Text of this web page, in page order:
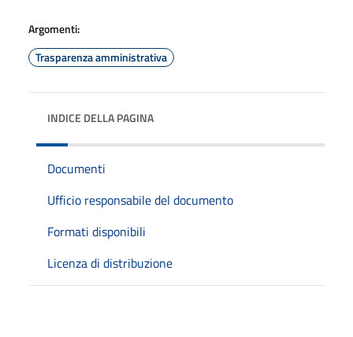
Argomenti:
Trasparenza amministrativa
INDICE DELLA PAGINA
Documenti
Ufficio responsabile del documento
Formati disponibili
Licenza di distribuzione